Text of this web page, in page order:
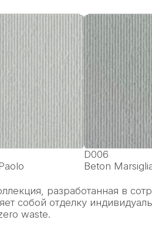
D006
Beton
разработанная в
собой отделку
waste.